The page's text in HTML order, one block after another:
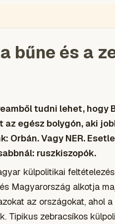
bűne és a
tudni lehet, hogy
az egész bolygón, aki
Orbán. Vagy NER.
ruszkiszopók.
külpolitikai
Magyarország alkotja
az országokat, ahol
Tipikus zebracsíkos